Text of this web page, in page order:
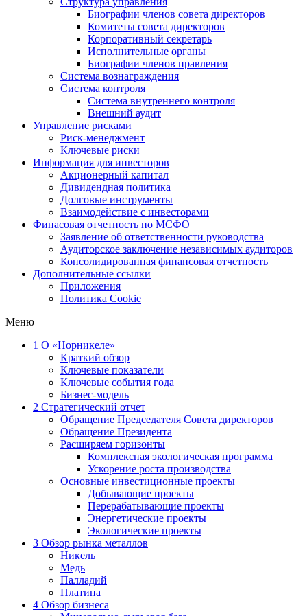
Биографии членов совета директоров
Комитеты совета директоров
Корпоративный секретарь
Исполнительные органы
Биографии членов правления
Система вознаграждения
Система контроля
Система внутреннего контроля
Внешний аудит
Управление рисками
Риск-менеджмент
Ключевые риски
Информация для инвесторов
Акционерный капитал
Дивидендная политика
Долговые инструменты
Взаимодействие с инвеcторами
Финасовая отчетность по МСФО
Заявление об ответственности руководства
Аудиторское заключение независимых аудиторов
Консолидированная финансовая отчетность
Дополнительные ссылки
Приложения
Политика Cookie
Меню
1 О «Норникеле»
Краткий обзор
Ключевые показатели
Ключевые события года
Бизнес-модель
2 Стратегический отчет
Обращение Председателя Совета директоров
Обращение Президента
Расширяем горизонты
Комплексная экологическая программа
Ускорение роста производства
Основные инвестиционные проекты
Добывающие проекты
Перерабатывающие проекты
Энергетические проекты
Экологические проекты
3 Обзор рынка металлов
Никель
Медь
Палладий
Платина
4 Обзор бизнеса